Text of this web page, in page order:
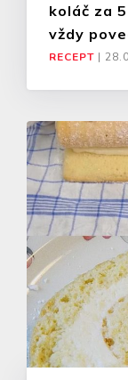
koláč za
vždy
RECEPT |